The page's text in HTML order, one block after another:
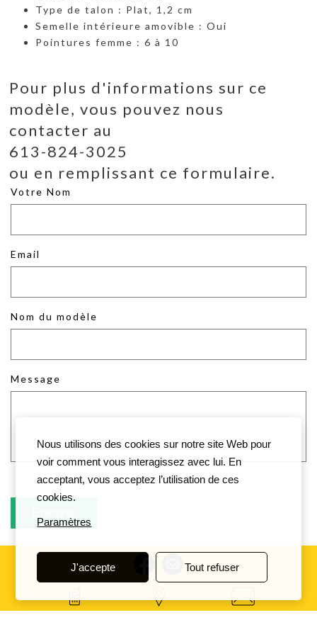
Type de talon : Plat, 1,2 cm
Semelle intérieure amovible : Oui
Pointures femme : 6 à 10
Pour plus d'informations sur ce
modèle, vous pouvez nous
contacter au
613-824-3025
ou en remplissant ce formulaire.
Votre Nom
Email
Nom du modèle
Message
Nous utilisons des cookies sur notre site Web pour
voir comment vous interagissez avec lui. En
acceptant, vous acceptez l’utilisation de ces
cookies.
Paramètres
J'accepte Tout refuser